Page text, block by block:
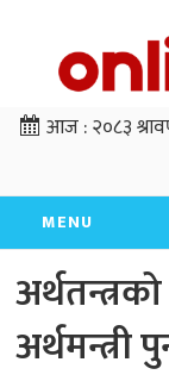
आज :२०८३
MENU
अर्थमन्त्री